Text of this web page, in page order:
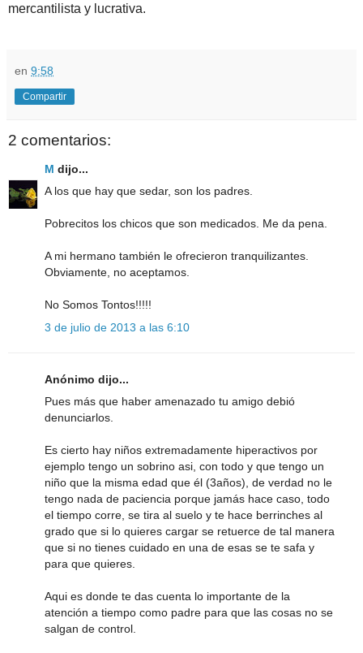
mercantilista y lucrativa.
en 9:58
Compartir
2 comentarios:
M dijo...
A los que hay que sedar, son los padres.
Pobrecitos los chicos que son medicados. Me da pena.
A mi hermano también le ofrecieron tranquilizantes.
Obviamente, no aceptamos.
No Somos Tontos!!!!!
3 de julio de 2013 a las 6:10
Anónimo dijo...
Pues más que haber amenazado tu amigo debió
denunciarlos.
Es cierto hay niños extremadamente hiperactivos por
ejemplo tengo un sobrino asi, con todo y que tengo un
niño que la misma edad que él (3años), de verdad no le
tengo nada de paciencia porque jamás hace caso, todo
el tiempo corre, se tira al suelo y te hace berrinches al
grado que si lo quieres cargar se retuerce de tal manera
que si no tienes cuidado en una de esas se te safa y
para que quieres.
Aqui es donde te das cuenta lo importante de la
atención a tiempo como padre para que las cosas no se
salgan de control.